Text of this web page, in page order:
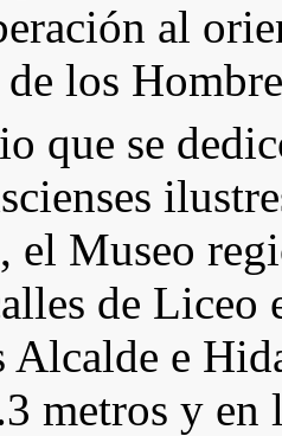
al
los
que se
el Museo
de Liceo
Alcalde e
metros y en